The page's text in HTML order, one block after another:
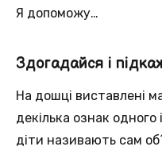
Я допоможу…
Здогадайся і
На дошці виставлені
декілька ознак одного
діти називають сам